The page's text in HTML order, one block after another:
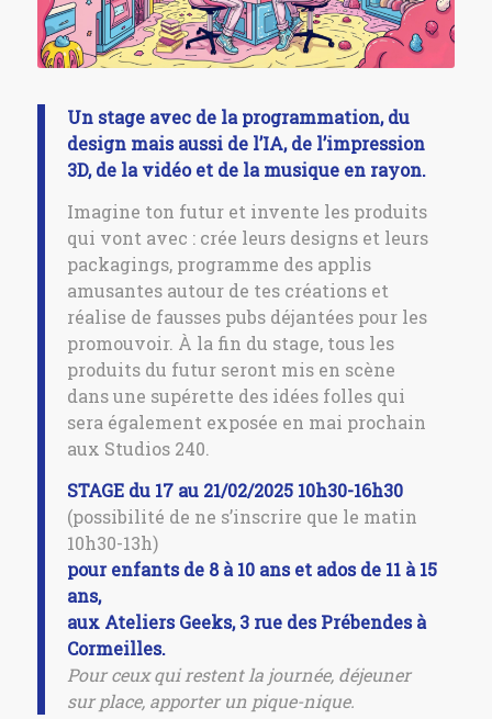
Un stage avec de la programmation, du
design mais aussi de l’IA, de l’impression
3D, de la vidéo et de la musique en rayon.
Imagine ton futur et invente les produits
qui vont avec : crée leurs designs et leurs
packagings, programme des applis
amusantes autour de tes créations et
réalise de fausses pubs déjantées pour les
promouvoir. À la fin du stage, tous les
produits du futur seront mis en scène
dans une supérette des idées folles qui
sera également exposée en mai prochain
aux Studios 240.
STAGE du 17 au 21/02/2025 10h30-16h30
(possibilité de ne s’inscrire que le matin
10h30-13h)
pour enfants de 8 à 10 ans et ados de 11 à 15
ans,
aux Ateliers Geeks, 3 rue des Prébendes à
Cormeilles.
Pour ceux qui restent la journée, déjeuner
sur place, apporter un pique-nique.